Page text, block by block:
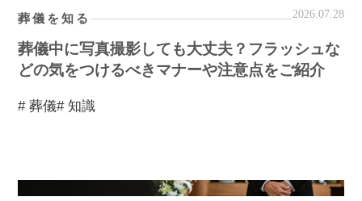
葬儀を知る 2026.07.28
葬儀中に写真撮影しても大丈夫？フラッシュな
どの気をつけるべきマナーや注意点をご紹介
# 葬儀# 知識